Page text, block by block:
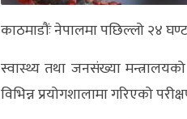
काठमाडौंः नेपालमा पछिल्लो २४
स्वास्थ्य तथा जनसंख्या
विभिन्न प्रयोगशालामा गरिएको